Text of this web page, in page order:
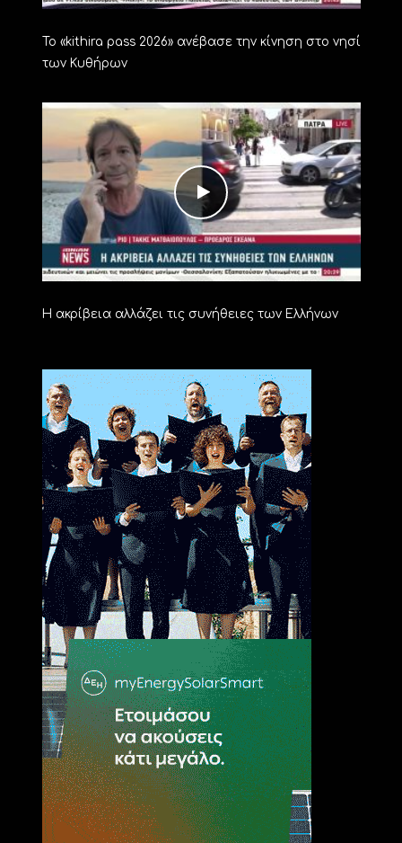
Το «kithira pass 2026» ανέβασε την κίνηση στο νησί
των Κυθήρων
Η ακρίβεια αλλάζει τις συνήθειες των Ελλήνων